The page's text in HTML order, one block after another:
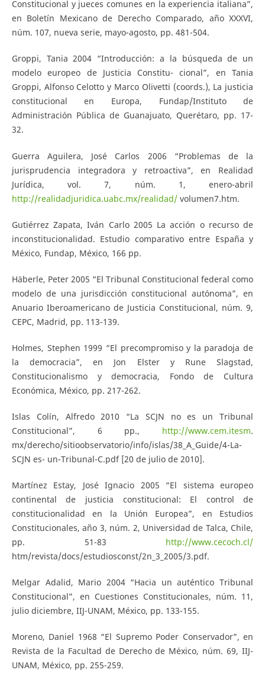
Constitucional y jueces comunes en la experiencia italiana”,
en Boletín Mexicano de Derecho Comparado, año XXXVI,
núm. 107, nueva serie, mayo-agosto, pp. 481-504.
Groppi, Tania 2004 “Introducción: a la búsqueda de un
modelo europeo de Justicia Constitu- cional”, en Tania
Groppi, Alfonso Celotto y Marco Olivetti (coords.), La justicia
constitucional en Europa, Fundap/Instituto de
Administración Pública de Guanajuato, Querétaro, pp. 17-
32.
Guerra Aguilera, José Carlos 2006 “Problemas de la
jurisprudencia integradora y retroactiva”, en Realidad
Jurídica, vol. 7, núm. 1, enero-abril
http://realidadjuridica.uabc.mx/realidad/volumen7.htm.
Gutiérrez Zapata, Iván Carlo 2005 La acción o recurso de
inconstitucionalidad. Estudio comparativo entre España y
México, Fundap, México, 166 pp.
Häberle, Peter 2005 “El Tribunal Constitucional federal como
modelo de una jurisdicción constitucional autónoma”, en
Anuario Iberoamericano de Justicia Constitucional, núm. 9,
CEPC, Madrid, pp. 113-139.
Holmes, Stephen 1999 “El precompromiso y la paradoja de
la democracia”, en Jon Elster y Rune Slagstad,
Constitucionalismo y democracia, Fondo de Cultura
Económica, México, pp. 217-262.
Islas Colín, Alfredo 2010 “La SCJN no es un Tribunal
Constitucional”, 6 pp., http://www.cem.itesm.
mx/derecho/sitioobservatorio/info/islas/38_A_Guide/4-La-
SCJN es- un-Tribunal-C.pdf [20 de julio de 2010].
Martínez Estay, José Ignacio 2005 “El sistema europeo
continental de justicia constitucional: El control de
constitucionalidad en la Unión Europea”, en Estudios
Constitucionales, año 3, núm. 2, Universidad de Talca, Chile,
pp. 51-83 http://www.cecoch.cl/
htm/revista/docs/estudiosconst/2n_3_2005/3.pdf.
Melgar Adalid, Mario 2004 “Hacia un auténtico Tribunal
Constitucional”, en Cuestiones Constitucionales, núm. 11,
julio diciembre, IIJ-UNAM, México, pp. 133-155.
Moreno, Daniel 1968 “El Supremo Poder Conservador”, en
Revista de la Facultad de Derecho de México, núm. 69, IIJ-
UNAM, México, pp. 255-259.